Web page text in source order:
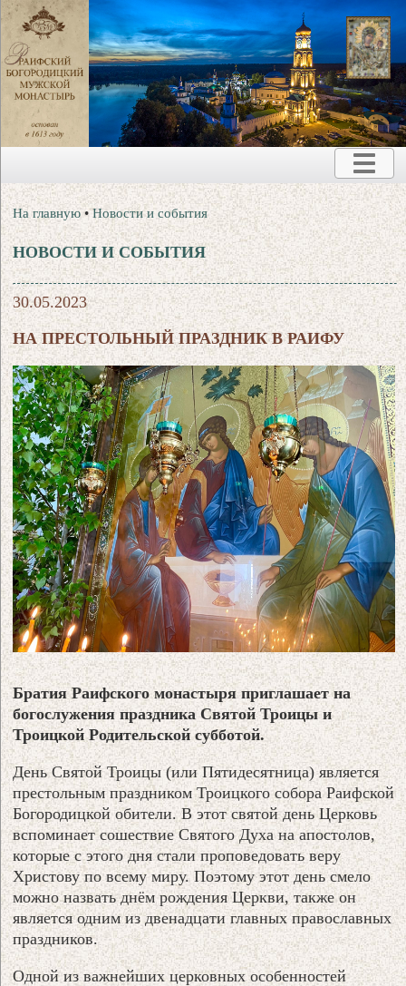
На главную •Новости и события
НОВОСТИ И СОБЫТИЯ
30.05.2023
НА ПРЕСТОЛЬНЫЙ ПРАЗДНИК В РАИФУ
Братия Раифского монастыря приглашает на
богослужения праздника Святой Троицы и
Троицкой Родительской субботой.
День Святой Троицы (или Пятидесятница) является
престольным праздником Троицкого собора Раифской
Богородицкой обители. В этот святой день Церковь
вспоминает сошествие Святого Духа на апостолов,
которые с этого дня стали проповедовать веру
Христову по всему миру. Поэтому этот день смело
можно назвать днём рождения Церкви, также он
является одним из двенадцати главных православных
праздников.
Одной из важнейших церковных особенностей